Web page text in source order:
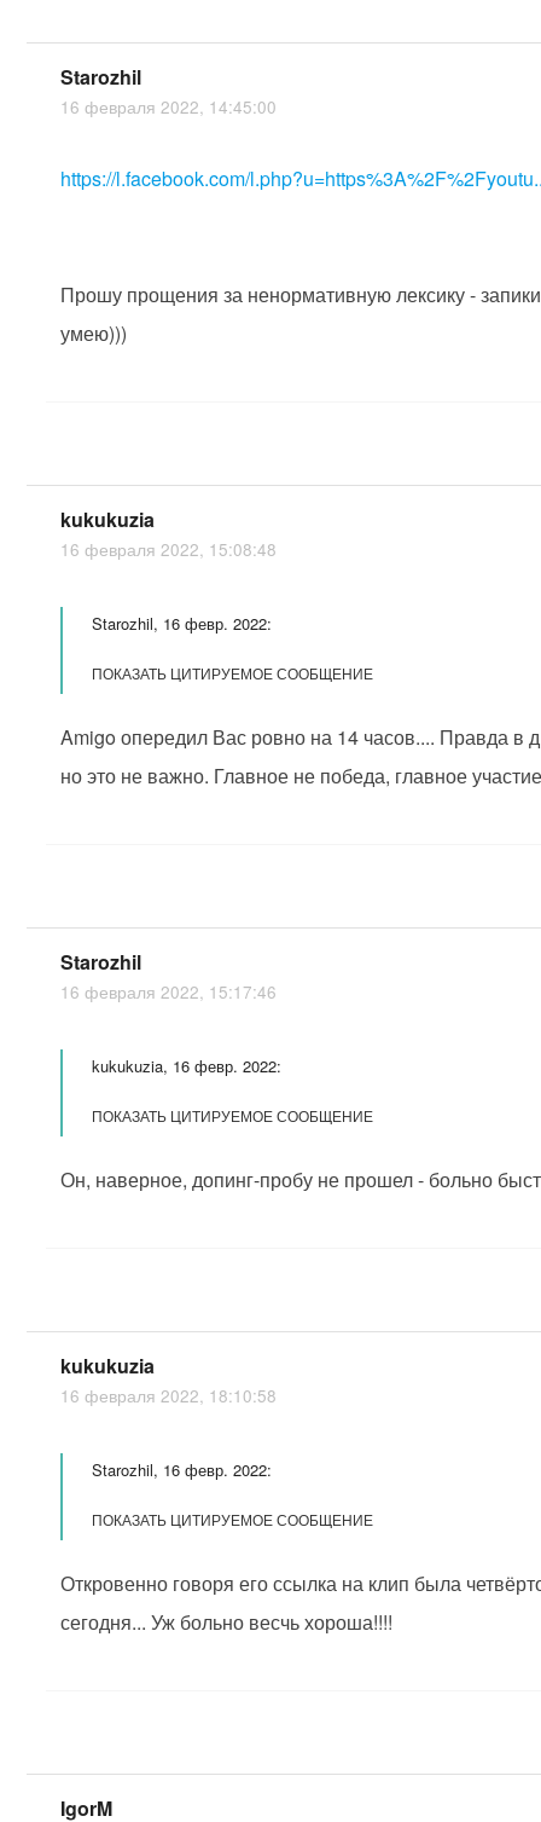
Starozhil
16 февраля 2022, 14:45:00
https://l.facebook.com/
Прошу прощения за ненормативную лексику -
умею)))
kukukuzia
16 февраля 2022, 15:08:48
Starozhil, 16 февр. 2022:
ПОКАЗАТЬ ЦИТИРУЕМОЕ СООБЩЕНИЕ
Amigo опередил Вас ровно на 14 часов.... Правда в
но это не важно. Главное не победа, главное
Starozhil
16 февраля 2022, 15:17:46
kukukuzia, 16 февр. 2022:
ПОКАЗАТЬ ЦИТИРУЕМОЕ СООБЩЕНИЕ
Он, наверное, допинг-пробу не прошел - больно
kukukuzia
16 февраля 2022, 18:10:58
Starozhil, 16 февр. 2022:
ПОКАЗАТЬ ЦИТИРУЕМОЕ СООБЩЕНИЕ
Откровенно говоря его ссылка на клип была
сегодня... Уж больно весчь хороша!!!!
IgorM